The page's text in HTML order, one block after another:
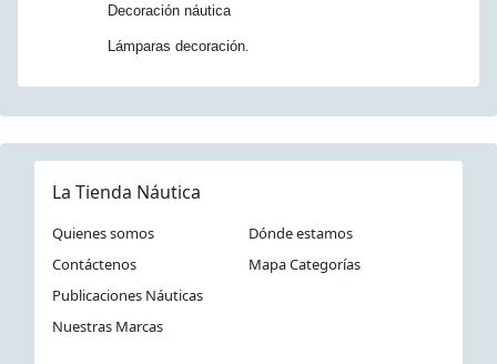
Decoración náutica
Lámparas decoración.
La Tienda Náutica
Quienes somos
Dónde estamos
Contáctenos
Mapa Categorías
Publicaciones Náuticas
Nuestras Marcas